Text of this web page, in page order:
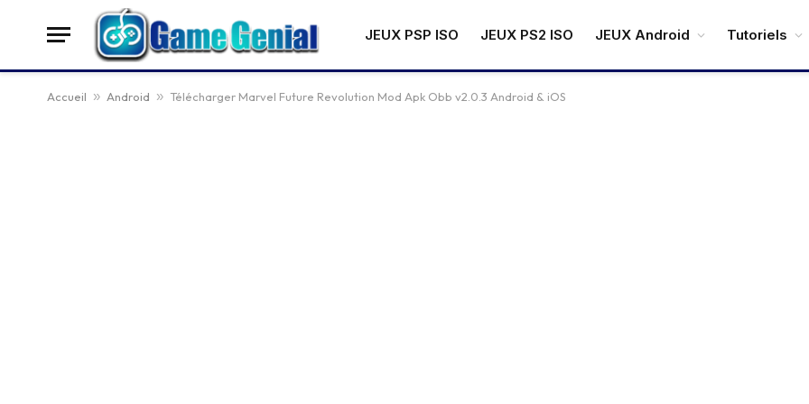
JEUX PSP ISO JEUX PS2 ISO JEUX Android Tutoriels
Accueil » Android » Télécharger Marvel Future Revolution Mod Apk Obb v2.0.3 Android & iOS